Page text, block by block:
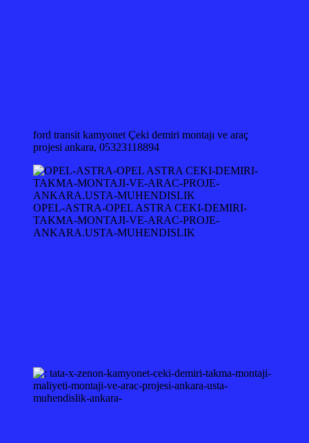
ford transit kamyonet Çeki demiri montajı ve araç
projesi ankara, 05323118894
OPEL-ASTRA-OPEL ASTRA CEKI-DEMIRI-
TAKMA-MONTAJI-VE-ARAC-PROJE-
ANKARA.USTA-MUHENDISLIK